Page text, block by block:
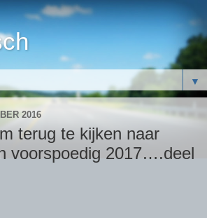
▼
2016
terug te kijken naar
voorspoedig 2017….deel